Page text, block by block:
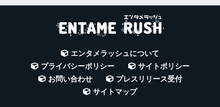
エンタメラッシュについて
プライバシーポリシー
サイトポリシー
お問い合わせ
プレスリリース受付
サイトマップ